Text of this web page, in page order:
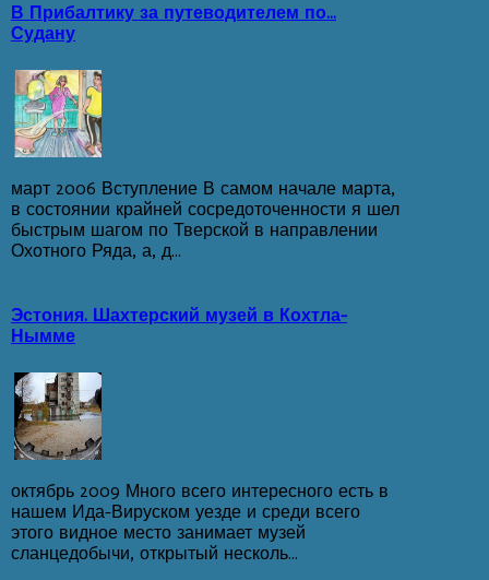
В Прибалтику за путеводителем по...
Судану
март 2006 Вступление В самом начале марта,
в состоянии крайней сосредоточенности я шел
быстрым шагом по Тверской в направлении
Охотного Ряда, а, д...
Эстония. Шахтерский музей в Кохтла-
Нымме
октябрь 2009 Много всего интересного есть в
нашем Ида-Вируском уезде и среди всего
этого видное место занимает музей
сланцедобычи, открытый несколь...